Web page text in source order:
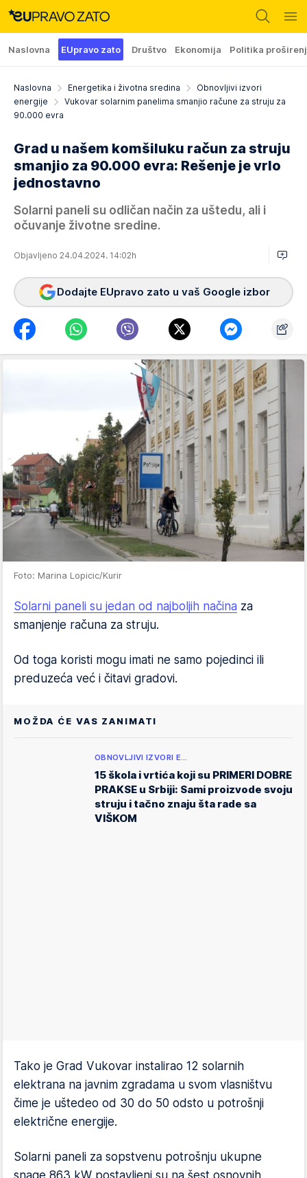
Naslovna EUpravo zato Društvo Ekonomija Politika
Naslovna Energetika i životna sredina
Obnovljivi izvori
energije
Vukovar solarnim panelima smanjio račune za struju za
90.000 evra
Grad u našem komšiluku račun za struju
smanjio za 90.000 evra: Rešenje je vrlo
jednostavno
Solarni paneli su odličan način za uštedu, ali i
očuvanje životne sredine.
Objavljeno 24.04.2024. 14:02h
Dodajte EUpravo zato u vaš Google izbor
Foto: Marina Lopicic/Kurir
Solarni paneli su jedan od najboljih načina za
smanjenje računa za struju.
Od toga koristi mogu imati ne samo pojedinci ili
preduzeća već i čitavi gradovi.
MOŽDA ĆE VAS ZANIMATI
OBNOVLJIVI IZVORI E…
15 škola i vrtića koji su PRIMERI DOBRE
PRAKSE u Srbiji: Sami proizvode svoju
struju i tačno znaju šta rade sa
VIŠKOM
Tako je Grad Vukovar instalirao 12 solarnih
elektrana na javnim zgradama u svom vlasništvu
čime je uštedeo od 30 do 50 odsto u potrošnji
električne energije.
Solarni paneli za sopstvenu potrošnju ukupne
snage 863 kW postavljeni su na šest osnovnih